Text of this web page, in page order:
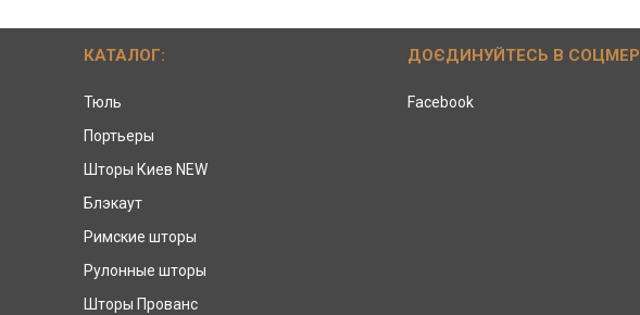
КАТАЛОГ:
Тюль
Портьеры
Шторы Киев NEW
Блэкаут
Римские шторы
Рулонные шторы
Шторы Прованс
ДОЄДИНУЙТЕСЬ В
Facebook